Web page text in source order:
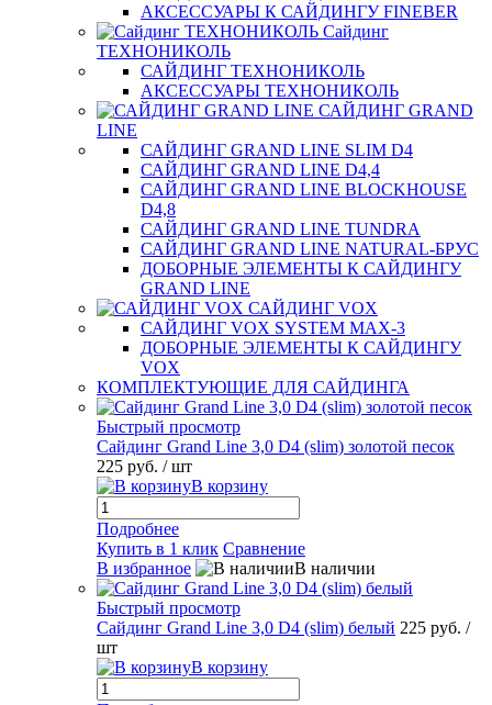
АКСЕССУАРЫ К САЙДИНГУ FINEBER
Сайдинг
ТЕХНОНИКОЛЬ
САЙДИНГ ТЕХНОНИКОЛЬ
АКСЕССУАРЫ ТЕХНОНИКОЛЬ
САЙДИНГ GRAND
LINE
САЙДИНГ GRAND LINE SLIM D4
САЙДИНГ GRAND LINE D4,4
САЙДИНГ GRAND LINE BLOCKHOUSE
D4,8
САЙДИНГ GRAND LINE TUNDRA
САЙДИНГ GRAND LINE NATURAL-БРУС
ДОБОРНЫЕ ЭЛЕМЕНТЫ К САЙДИНГУ
GRAND LINE
САЙДИНГ VOX
САЙДИНГ VOX SYSTEM MAX-3
ДОБОРНЫЕ ЭЛЕМЕНТЫ К САЙДИНГУ
VOX
КОМПЛЕКТУЮЩИЕ ДЛЯ САЙДИНГА
Быстрый просмотр
Сайдинг Grand Line 3,0 D4 (slim) золотой песок
225 руб. / шт
В корзину
Подробнее
Купить в 1 клик Сравнение
В избранное
В наличии
Быстрый просмотр
Сайдинг Grand Line 3,0 D4 (slim) белый 225 руб. /
шт
В корзину